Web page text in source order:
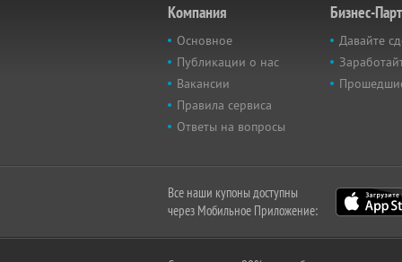
Компания
Основное
Публикации о нас
Вакансии
Правила сервиса
Ответы на вопросы
Бизнес-
Давайте
Все наши купоны доступны
через Мобильное Приложение: